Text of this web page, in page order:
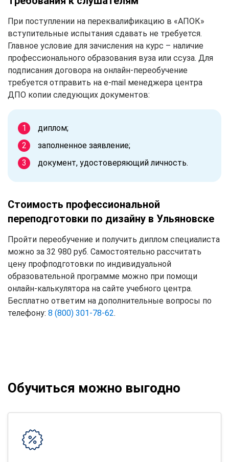
При поступлении на переквалификацию в «АПОК»
вступительные испытания сдавать не требуется.
Главное условие для зачисления на курс – наличие
профессионального образования вуза или ссуза. Для
подписания договора на онлайн-переобучение
требуется отправить на e-mail менеджера центра
ДПО копии следующих документов:
диплом;
заполненное заявление;
документ, удостоверяющий личность.
Стоимость профессиональной
переподготовки по дизайну в Ульяновске
Пройти переобучение и получить диплом специалиста
можно за 32 980 руб. Самостоятельно рассчитать
цену профподготовки по индивидуальной
образовательной программе можно при помощи
онлайн-калькулятора на сайте учебного центра.
Бесплатно ответим на дополнительные вопросы по
телефону: 8 (800) 301-78-62.
Обучиться можно выгодно